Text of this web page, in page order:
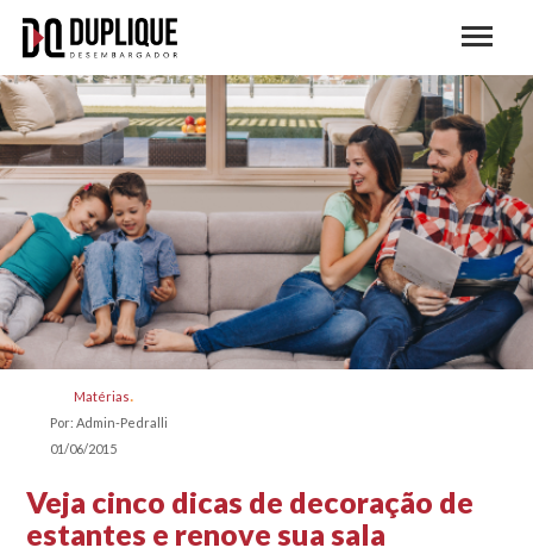
Matérias
Por: Admin-Pedralli
01/06/2015
Veja cinco dicas de decoração de
estantes e renove sua sala